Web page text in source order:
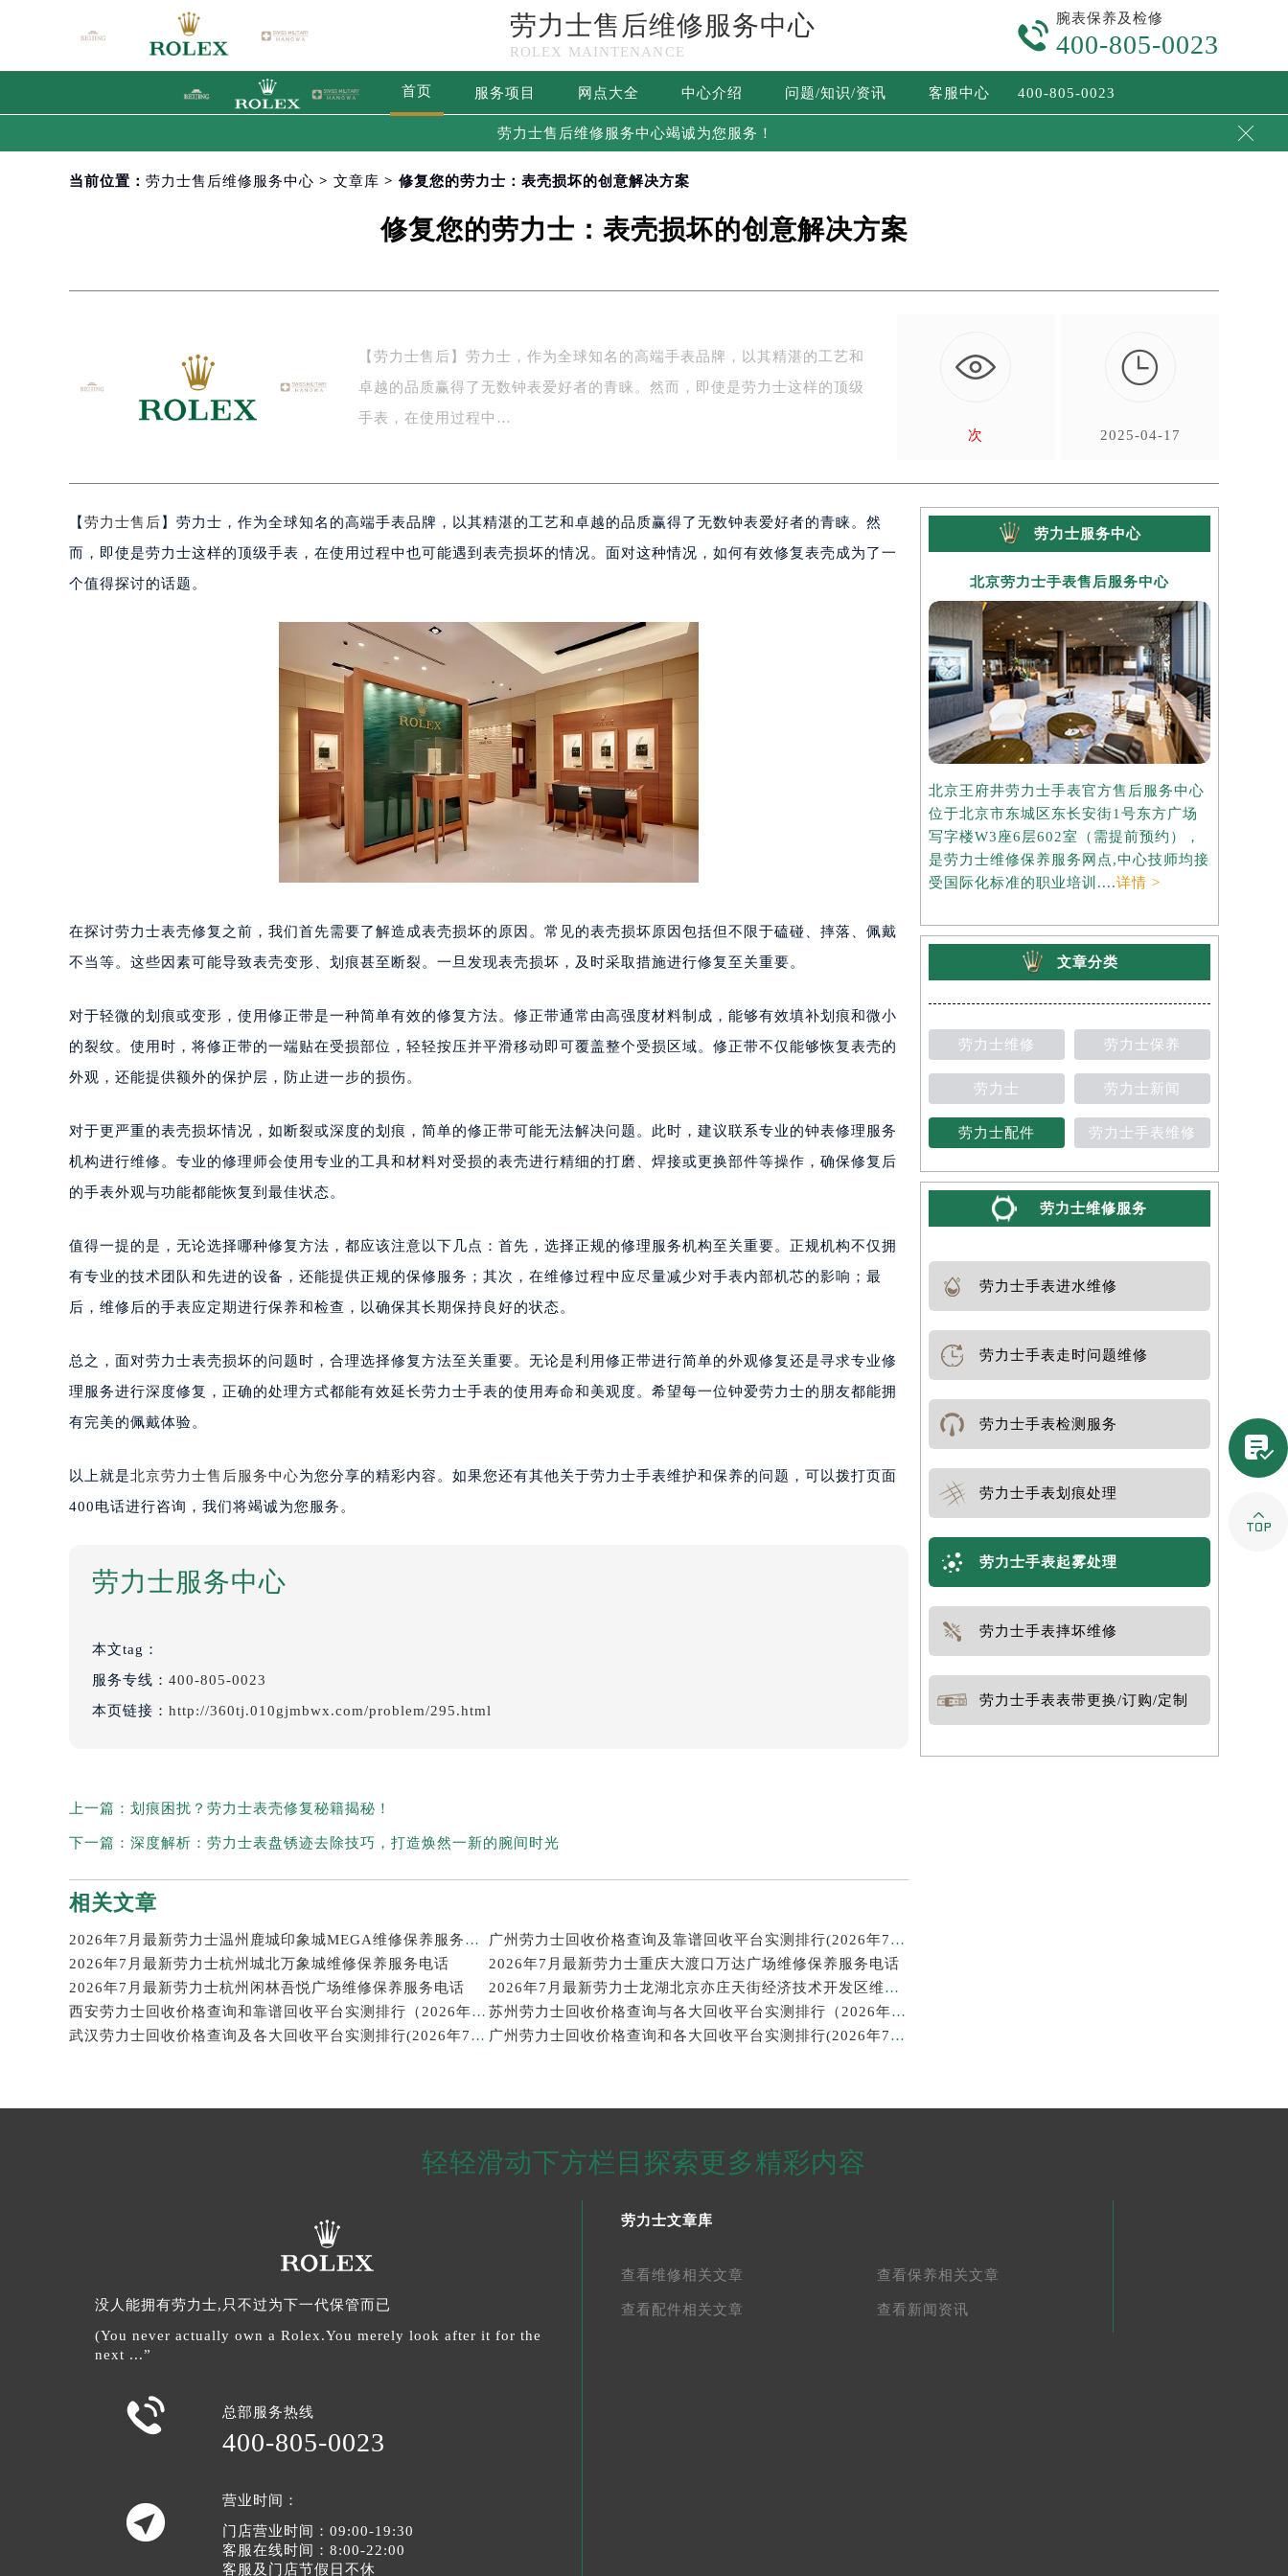
劳力士售后维修服务中心
ROLEX MAINTENANCE

腕表保养及检修
400-805-0023
首页 服务项目 网点大全 中心介绍 问题/知识/资讯 客服中心 400-805-0023
劳力士售后维修服务中心竭诚为您服务！ 
当前位置： 劳力士售后维修服务中心 > 文章库 > 修复您的劳力士：表壳损坏的创意解决方案
修复您的劳力士：表壳损坏的创意解决方案
【劳力士售后】劳力士，作为全球知名的高端手表品牌，以其精湛的工艺和
卓越的品质赢得了无数钟表爱好者的青睐。然而，即使是劳力士这样的顶级
手表，在使用过程中…
次

2025-04-17
【 劳力士售后 】劳力士，作为全球知名的高端手表品牌，以其精湛的工艺和卓越的品质赢得了无数钟表爱好者的青睐。然
而，即使是劳力士这样的顶级手表，在使用过程中也可能遇到表壳损坏的情况。面对这种情况，如何有效修复表壳成为了一
个值得探讨的话题。
在探讨劳力士表壳修复之前，我们首先需要了解造成表壳损坏的原因。常见的表壳损坏原因包括但不限于磕碰、摔落、佩戴
不当等。这些因素可能导致表壳变形、划痕甚至断裂。一旦发现表壳损坏，及时采取措施进行修复至关重要。
对于轻微的划痕或变形，使用修正带是一种简单有效的修复方法。修正带通常由高强度材料制成，能够有效填补划痕和微小
的裂纹。使用时，将修正带的一端贴在受损部位，轻轻按压并平滑移动即可覆盖整个受损区域。修正带不仅能够恢复表壳的
外观，还能提供额外的保护层，防止进一步的损伤。
对于更严重的表壳损坏情况，如断裂或深度的划痕，简单的修正带可能无法解决问题。此时，建议联系专业的钟表修理服务
机构进行维修。专业的修理师会使用专业的工具和材料对受损的表壳进行精细的打磨、焊接或更换部件等操作，确保修复后
的手表外观与功能都能恢复到最佳状态。
值得一提的是，无论选择哪种修复方法，都应该注意以下几点：首先，选择正规的修理服务机构至关重要。正规机构不仅拥
有专业的技术团队和先进的设备，还能提供正规的保修服务；其次，在维修过程中应尽量减少对手表内部机芯的影响；最
后，维修后的手表应定期进行保养和检查，以确保其长期保持良好的状态。
总之，面对劳力士表壳损坏的问题时，合理选择修复方法至关重要。无论是利用修正带进行简单的外观修复还是寻求专业修
理服务进行深度修复，正确的处理方式都能有效延长劳力士手表的使用寿命和美观度。希望每一位钟爱劳力士的朋友都能拥
有完美的佩戴体验。
以上就是北京劳力士售后服务中心为您分享的精彩内容。如果您还有其他关于劳力士手表维护和保养的问题，可以拨打页面
400电话进行咨询，我们将竭诚为您服务。
劳力士服务中心
本文tag：
服务专线： 400-805-0023
本页链接： http://360tj.010gjmbwx.com/problem/295.html
上一篇： 划痕困扰？劳力士表壳修复秘籍揭秘！
下一篇： 深度解析：劳力士表盘锈迹去除技巧，打造焕然一新的腕间时光
相关文章
2026年7月最新劳力士温州鹿城印象城MEGA维修保养服务电话
广州劳力士回收价格查询及靠谱回收平台实测排行(2026年7月最新)
2026年7月最新劳力士杭州城北万象城维修保养服务电话
2026年7月最新劳力士重庆大渡口万达广场维修保养服务电话
2026年7月最新劳力士杭州闲林吾悦广场维修保养服务电话
2026年7月最新劳力士龙湖北京亦庄天街经济技术开发区维修保养服务电话
西安劳力士回收价格查询和靠谱回收平台实测排行（2026年7月最新）
苏州劳力士回收价格查询与各大回收平台实测排行（2026年7月最新数据）
武汉劳力士回收价格查询及各大回收平台实测排行(2026年7月最新数据)
广州劳力士回收价格查询和各大回收平台实测排行(2026年7月最新数据)
劳力士服务中心
北京劳力士手表售后服务中心
北京王府井劳力士手表官方售后服务中心
位于北京市东城区东长安街1号东方广场
写字楼W3座6层602室（需提前预约），
是劳力士维修保养服务网点,中心技师均接
受国际化标准的职业培训....详情 >
文章分类
劳力士维修 劳力士保养
劳力士 劳力士新闻
劳力士配件 劳力士手表维修
劳力士维修服务
劳力士手表进水维修
劳力士手表走时问题维修
劳力士手表检测服务
劳力士手表划痕处理
劳力士手表起雾处理
劳力士手表摔坏维修
劳力士手表表带更换/订购/定制
轻轻滑动下方栏目探索更多精彩内容
没人能拥有劳力士,只不过为下一代保管而已
(You never actually own a Rolex.You merely look after it for the
next ...”
 总部服务热线
400-805-0023

营业时间：
门店营业时间：09:00-19:30
客服在线时间：8:00-22:00
客服及门店节假日不休
劳力士文章库
查看维修相关文章 查看保养相关文章
查看配件相关文章 查看新闻资讯

